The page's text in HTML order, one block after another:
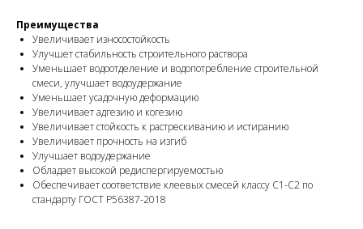
Преимущества
Увеличивает износостойкость
Улучшет стабильность строительного раствора
Уменьшает водоотделение и водопотребление строительной
смеси, улучшает водоудержание
Уменьшает усадочную деформацию
Увеличивает адгезию и когезию
Увеличивает стойкость к растрескиванию и истиранию
Увеличивает прочность на изгиб
Улучшает водоудержание
Обладает высокой редиспергируемостью
Обеспечивает соответствие клеевых смесей классу С1-С2 по
стандарту ГОСТ P56387-2018